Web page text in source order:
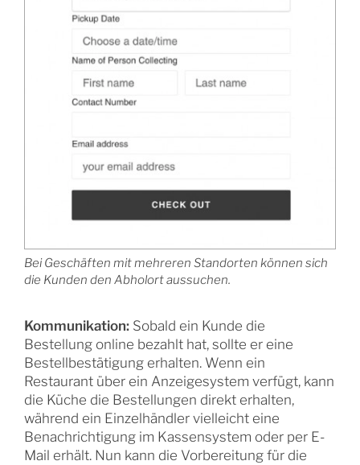
Bei Geschäften mit mehreren Standorten können sich
die Kunden den Abholort aussuchen.
Kommunikation:Sobald ein Kunde die
Bestellung online bezahlt hat, sollte er eine
Bestellbestätigung erhalten. Wenn ein
Restaurant über ein Anzeigesystem verfügt, kann
die Küche die Bestellungen direkt erhalten,
während ein Einzelhändler vielleicht eine
Benachrichtigung im Kassensystem oder per E-
Mail erhält. Nun kann die Vorbereitung für die